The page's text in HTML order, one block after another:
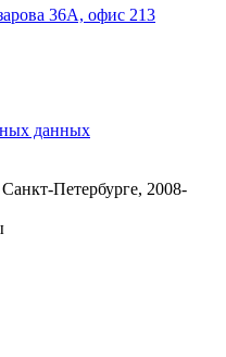
36А, офис 213
данных
Петербурге, 2008-